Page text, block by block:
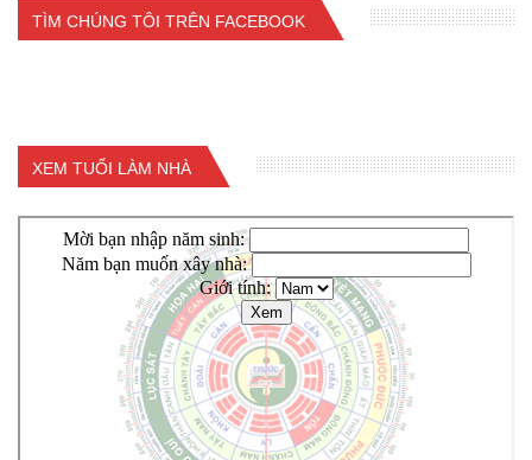
TÌM CHÚNG TÔI TRÊN FACEBOOK
XEM TUỔI LÀM NHÀ